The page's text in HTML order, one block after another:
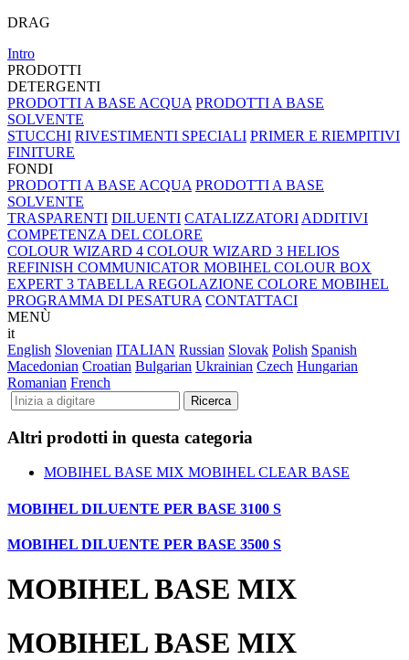
DRAG
Intro
PRODOTTI
DETERGENTI
PRODOTTI A BASE ACQUA PRODOTTI A BASE
SOLVENTE
STUCCHI RIVESTIMENTI SPECIALI PRIMER E RIEMPITIVI
FINITURE
FONDI
PRODOTTI A BASE ACQUA PRODOTTI A BASE
SOLVENTE
TRASPARENTI DILUENTI CATALIZZATORI ADDITIVI
COMPETENZA DEL COLORE
COLOUR WIZARD 4 COLOUR WIZARD 3 HELIOS
REFINISH COMMUNICATOR MOBIHEL COLOUR BOX
EXPERT 3 TABELLA REGOLAZIONE COLORE MOBIHEL
PROGRAMMA DI PESATURA CONTATTACI
MENÙ
it
English Slovenian ITALIAN Russian Slovak Polish Spanish
Macedonian Croatian Bulgarian Ukrainian Czech Hungarian
Romanian French
Altri prodotti in questa categoria
MOBIHEL BASE MIX MOBIHEL CLEAR BASE
MOBIHEL DILUENTE PER BASE 3100 S
MOBIHEL DILUENTE PER BASE 3500 S
MOBIHEL BASE MIX
MOBIHEL BASE MIX